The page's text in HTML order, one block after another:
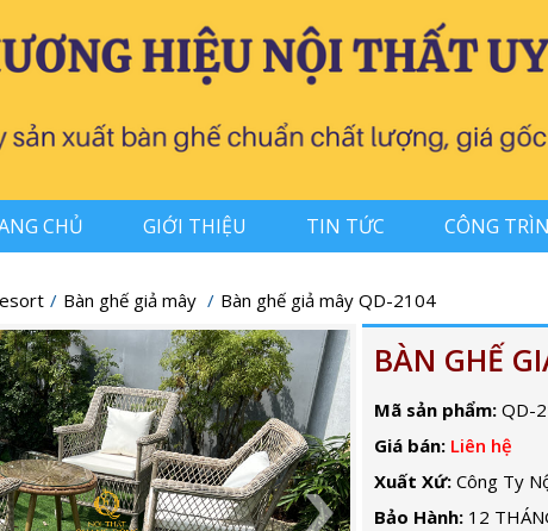
CHỦ GIỚI THIỆU TIN TỨC CÔNG
Bàn ghế giả mây Bàn ghế giả mây QD-2104
BÀN GHẾ
Mã sản phẩm: QD-
Giá bán: Liên hệ
Xuất Xứ: Công Ty
Bảo Hành: 12